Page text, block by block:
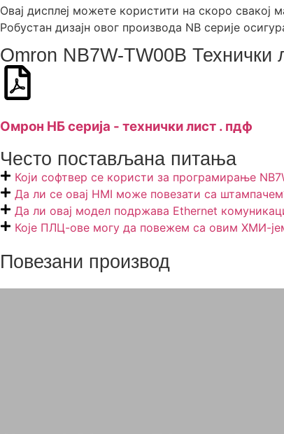
Овај дисплеј можете користити на скоро
Робустан дизајн овог производа NB серије
Omron NB7W-TW00B Технички
Омрон НБ серија - технички лист . пдф
Често постављана питања
Који софтвер се користи за програмирање
Да ли се овај HMI може повезати са
Да ли овај модел подржава Ethernet
Које ПЛЦ-ове могу да повежем са овим ХМИ-
Повезани производ